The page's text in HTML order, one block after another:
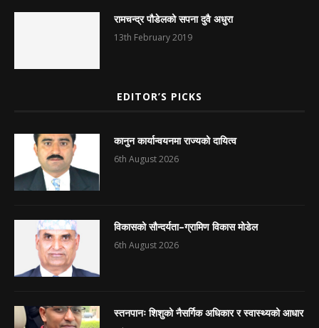
रामचन्द्र पौडेलको सपना दुवै अधुरा
13th February 2019
EDITOR’S PICKS
कानुन कार्यान्वयनमा राज्यको दायित्व
6th August 2026
विकासको सौन्दर्यता–ग्रामिण विकास मोडेल
6th August 2026
स्तनपानः शिशुको नैसर्गिक अधिकार र स्वास्थ्यको आधार